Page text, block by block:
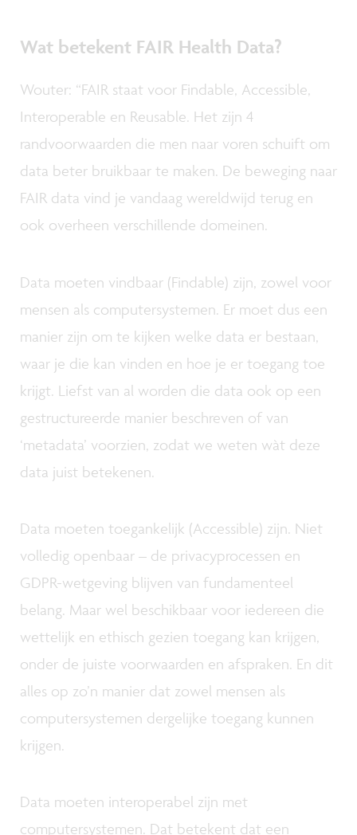
Wat betekent FAIR Health Data?
Wouter: “FAIR staat voor Findable, Accessible,
Interoperable en Reusable. Het zijn 4
randvoorwaarden die men naar voren schuift om
data beter bruikbaar te maken. De beweging naar
FAIR data vind je vandaag wereldwijd terug en
ook overheen verschillende domeinen.
Data moeten vindbaar (Findable) zijn, zowel voor
mensen als computersystemen. Er moet dus een
manier zijn om te kijken welke data er bestaan,
waar je die kan vinden en hoe je er toegang toe
krijgt. Liefst van al worden die data ook op een
gestructureerde manier beschreven of van
‘metadata’ voorzien, zodat we weten wàt deze
data juist betekenen.
Data moeten toegankelijk (Accessible) zijn. Niet
volledig openbaar – de privacyprocessen en
GDPR-wetgeving blijven van fundamenteel
belang. Maar wel beschikbaar voor iedereen die
wettelijk en ethisch gezien toegang kan krijgen,
onder de juiste voorwaarden en afspraken. En dit
alles op zo’n manier dat zowel mensen als
computersystemen dergelijke toegang kunnen
krijgen.
Data moeten interoperabel zijn met
computersystemen. Dat betekent dat een